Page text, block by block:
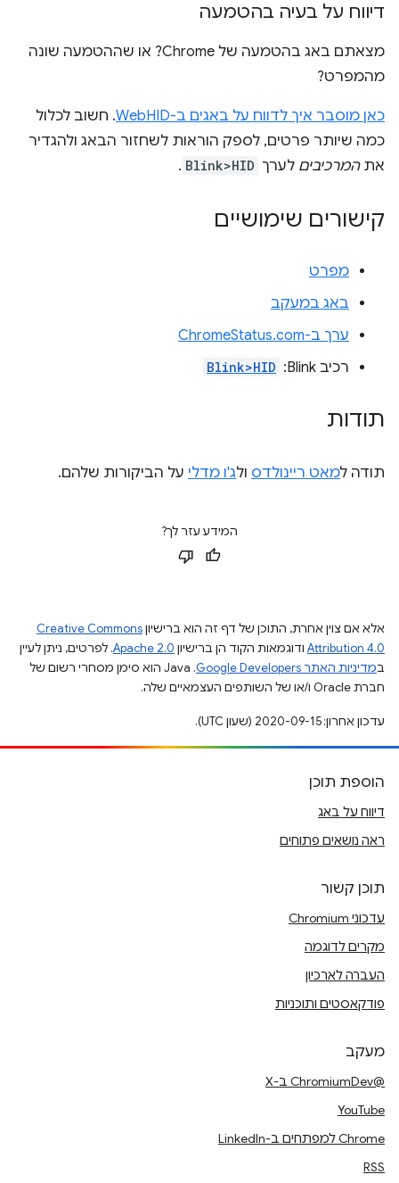
דיווח על בעיה בהטמעה
מצאתם באג בהטמעה של Chrome? או שההטמעה שונה
מהמפרט?
כאן מוסבר איך לדווח על באגים ב-WebHID
. חשוב לכלול
כמה שיותר פרטים, לספק הוראות לשחזור הבאג ולהגדיר
אתהמרכיבים לערך Blink>HID
.
קישורים שימושיים
מפרט
באג במעקב
ערך ב-ChromeStatus.com
רכיב Blink:
Blink>HID
תודות
תודה למאט ריינולדס ולג'ו מדלי על הביקורות שלהם.
המידע עזר לך?
אלא אם צוין אחרת, התוכן של דף זה הוא ברישיוןCreative Commons
Attribution 4.0 ודוגמאות הקוד הן ברישיון Apache 2.0. לפרטים, ניתן לעיין
במדיניות האתר Google Developers‏
.‏ Java הוא סימן מסחרי רשום של
חברת Oracle ו/או של השותפים העצמאיים שלה.
עדכון אחרון: 2020-09-15 (שעון UTC).
הוספת תוכן
דיווח על באג
ראה נושאים פתוחים
תוכן קשור
עדכוני Chromium
מקרים לדוגמה
העברה לארכיון
פודקאסטים ותוכניות
מעקב
@ChromiumDev ב-X
YouTube
Chrome למפתחים ב-LinkedIn
RSS